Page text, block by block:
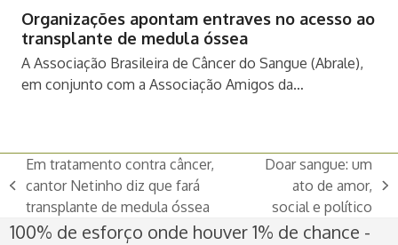
Organizações apontam entraves no acesso ao
transplante de medula óssea
A Associação Brasileira de Câncer do Sangue (Abrale),
em conjunto com a Associação Amigos da…
previous
post:
Em tratamento contra câncer,
cantor Netinho diz que fará
transplante de medula óssea
post:
Doar sangue: um
ato de amor,
social e político
100% de esforço onde houver 1% de chance -